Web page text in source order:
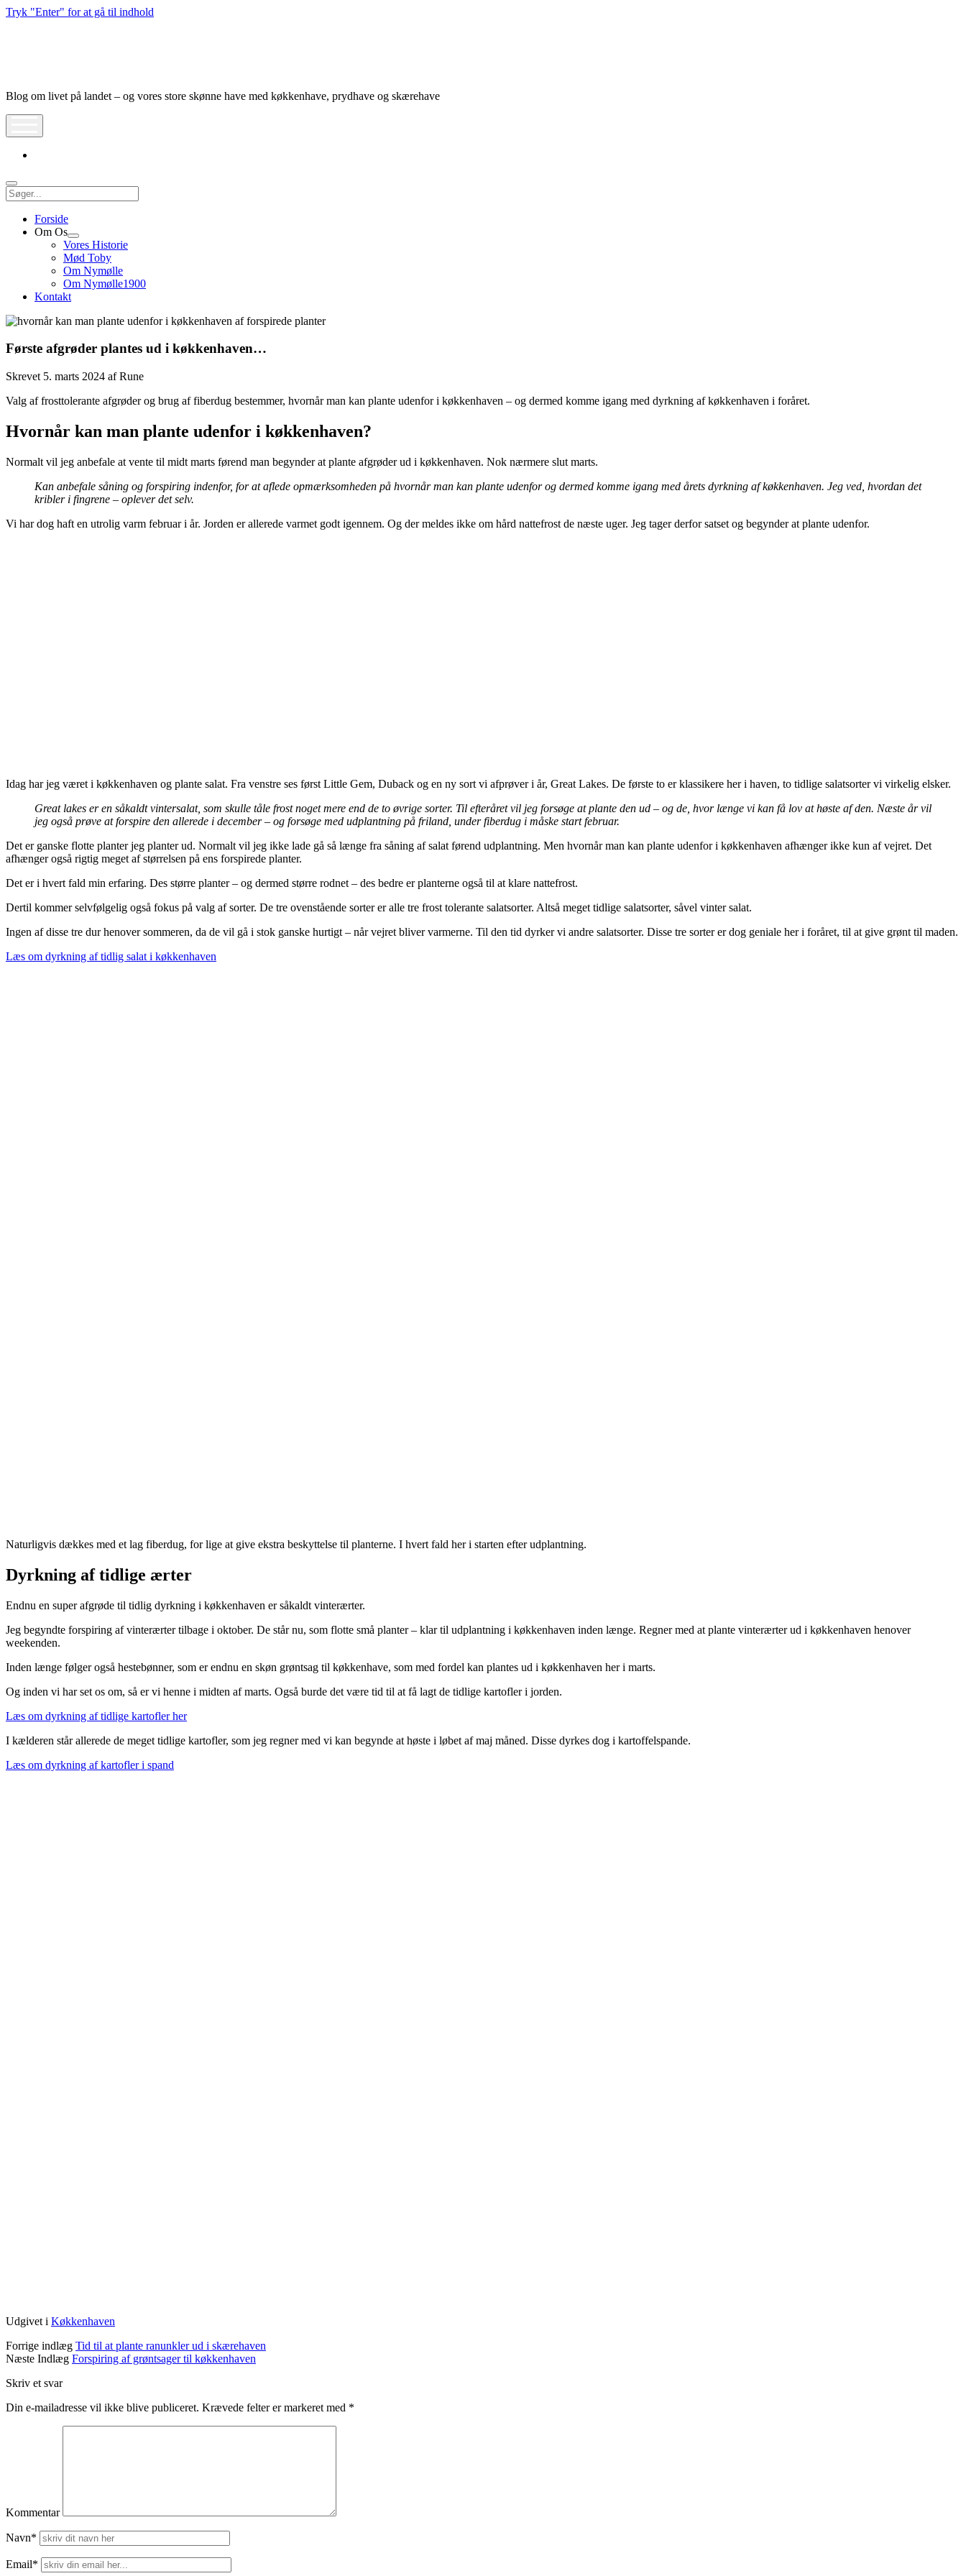
Tryk "Enter" for at gå til indhold
Blog om livet på landet – og vores store skønne have med køkkenhave, prydhave og skærehave
Søg
Forside
Om Os
Åbn
dropdown
meny
Vores Historie
Mød Toby
Om Nymølle
Om Nymølle1900
Kontakt
Første afgrøder plantes ud i køkkenhaven…
Skrevet 5. marts 2024 afRune
Valg af frosttolerante afgrøder og brug af fiberdug bestemmer, hvornår man kan plante udenfor i køkkenhaven – og dermed komme igang med dyrkning af køkkenhaven i foråret.
Hvornår kan man plante udenfor i køkkenhaven?
Normalt vil jeg anbefale at vente til midt marts førend man begynder at plante afgrøder ud i køkkenhaven. Nok nærmere slut marts.
Kan anbefale såning og forspiring indenfor, for at aflede opmærksomheden på hvornår man kan plante udenfor og dermed komme igang med årets dyrkning af køkkenhaven. Jeg ved, hvordan det
kribler i fingrene – oplever det selv.
Vi har dog haft en utrolig varm februar i år. Jorden er allerede varmet godt igennem. Og der meldes ikke om hård nattefrost de næste uger. Jeg tager derfor satset og begynder at plante udenfor.
Idag har jeg været i køkkenhaven og plante salat. Fra venstre ses først Little Gem, Duback og en ny sort vi afprøver i år, Great Lakes. De første to er klassikere her i haven, to tidlige salatsorter vi virkelig elsker.
Great lakes er en såkaldt vintersalat, som skulle tåle frost noget mere end de to øvrige sorter. Til efteråret vil jeg forsøge at plante den ud – og de, hvor længe vi kan få lov at høste af den. Næste år vil
jeg også prøve at forspire den allerede i december – og forsøge med udplantning på friland, under fiberdug i måske start februar.
Det er ganske flotte planter jeg planter ud. Normalt vil jeg ikke lade gå så længe fra såning af salat førend udplantning. Men hvornår man kan plante udenfor i køkkenhaven afhænger ikke kun af vejret. Det
afhænger også rigtig meget af størrelsen på ens forspirede planter.
Det er i hvert fald min erfaring. Des større planter – og dermed større rodnet – des bedre er planterne også til at klare nattefrost.
Dertil kommer selvfølgelig også fokus på valg af sorter. De tre ovenstående sorter er alle tre frost tolerante salatsorter. Altså meget tidlige salatsorter, såvel vinter salat.
Ingen af disse tre dur henover sommeren, da de vil gå i stok ganske hurtigt – når vejret bliver varmerne. Til den tid dyrker vi andre salatsorter. Disse tre sorter er dog geniale her i foråret, til at give grønt til maden.
Læs om dyrkning af tidlig salat i køkkenhaven
Naturligvis dækkes med et lag fiberdug, for lige at give ekstra beskyttelse til planterne. I hvert fald her i starten efter udplantning.
Dyrkning af tidlige ærter
Endnu en super afgrøde til tidlig dyrkning i køkkenhaven er såkaldt vinterærter.
Jeg begyndte forspiring af vinterærter tilbage i oktober. De står nu, som flotte små planter – klar til udplantning i køkkenhaven inden længe. Regner med at plante vinterærter ud i køkkenhaven henover
weekenden.
Inden længe følger også hestebønner, som er endnu en skøn grøntsag til køkkenhave, som med fordel kan plantes ud i køkkenhaven her i marts.
Og inden vi har set os om, så er vi henne i midten af marts. Også burde det være tid til at få lagt de tidlige kartofler i jorden.
Læs om dyrkning af tidlige kartofler her
I kælderen står allerede de meget tidlige kartofler, som jeg regner med vi kan begynde at høste i løbet af maj måned. Disse dyrkes dog i kartoffelspande.
Læs om dyrkning af kartofler i spand
Udgivet i Køkkenhaven
Forrige indlæg Tid til at plante ranunkler ud i skærehaven
Næste Indlæg Forspiring af grøntsager til køkkenhaven
Skriv et svar
Din e-mailadresse vil ikke blive publiceret. Krævede felter er markeret med *
Kommentar
Navn*
Email*